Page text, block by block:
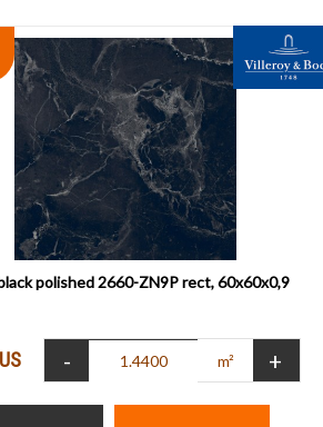
polished 2660-ZN9P rect, 60x60x0,9
- m² +